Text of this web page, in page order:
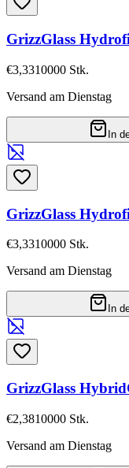
GrizzGlass
€3,3310000 Stk.
Versand am Dienstag
In
GrizzGlass
€3,3310000 Stk.
Versand am Dienstag
In
GrizzGlass
€2,3810000 Stk.
Versand am Dienstag